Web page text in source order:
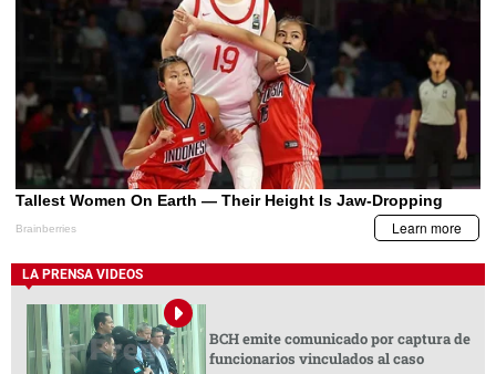
LA PRENSA VIDEOS
BCH emite comunicado por captura de
funcionarios vinculados al caso